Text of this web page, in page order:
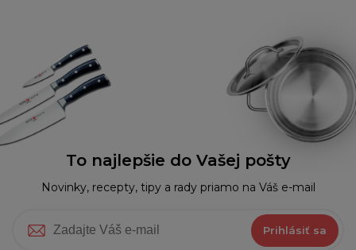
To najlepšie do Vašej pošty
Novinky, recepty, tipy a rady priamo na Váš e-mail
Prihlásiť sa